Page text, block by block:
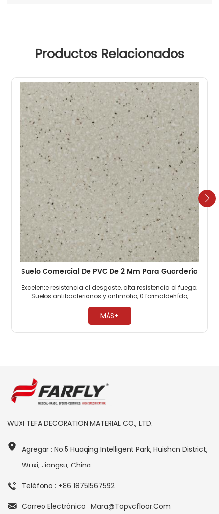
Productos Relacionados
Suelo Comercial De PVC De 2 Mm Para Guardería
Excelente resistencia al desgaste, alta resistencia al fuego;
Suelos antibacterianos y antimoho, 0 formaldehído,
comerciales de PVC son muy resistentes a la presión. ​
MÁS+
WUXI TEFA DECORATION MATERIAL CO., LTD.
Agregar : No.5 Huaqing Intelligent Park, Huishan District,
Wuxi, Jiangsu, China
Teléfono : +86 18751567592
Correo Electrónico : Mara@topvcfloor.com